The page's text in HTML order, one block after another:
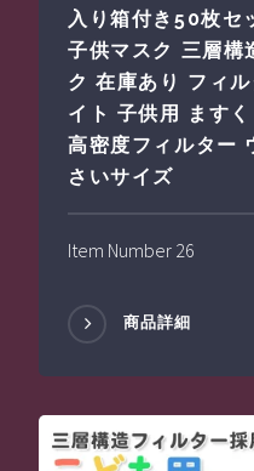
入り箱付き50枚セ
子供マスク 三層構
ク 在庫あり フィ
イト 子供用 ます
高密度フィルター
さいサイズ
Item Number 26
商品詳細